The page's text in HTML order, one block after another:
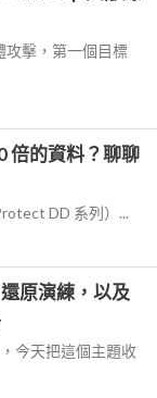
攻擊，第一個目標
倍的資料？聊聊
DD 系列）...
原演練，以及
今天把這個主題收